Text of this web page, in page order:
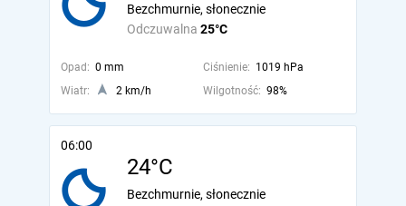
Odczuwalna 25°C
Bezchmurnie, słonecznie
Opad: 0 mm Ciśnienie: 1019 hPa
Wiatr:
2 km/h Wilgotność: 98%
06:00
24°C
Bezchmurnie, słonecznie